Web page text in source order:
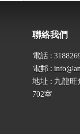
聯絡我們
電話 :
電郵 :
地址 : 九龍旺
702室